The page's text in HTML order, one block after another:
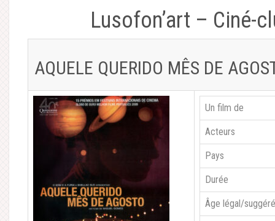
Lusofon’art – Ciné-
AQUELE QUERIDO MÊS DE
Un film de
Acteurs
Pays
Durée
Âge légal/suggéré